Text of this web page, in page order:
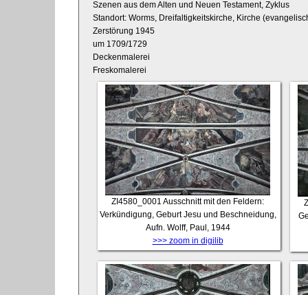
Szenen aus dem Alten und Neuen Testament, Zyklus
Standort: Worms, Dreifaltigkeitskirche, Kirche
Zerstörung 1945
um 1709/1729
Deckenmalerei
Freskomalerei
ZI4580_0001 Ausschnitt mit den Feldern:
Verkündigung, Geburt Jesu und Beschneidung,
Aufn. Wolff, Paul, 1944
>>> zoom in digilib